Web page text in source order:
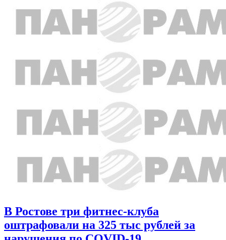
В Ростове три фитнес-клуба
оштрафовали на 325 тыс рублей за